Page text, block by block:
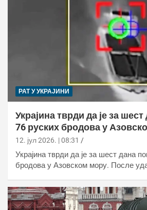
РАТ У УКРАЈИНИ
Украјина тврди да је за
76 руских бродова у
12. јул 2026. | 08:31
Украјина тврди да је за шест дана
бродова у Азовском мору. После